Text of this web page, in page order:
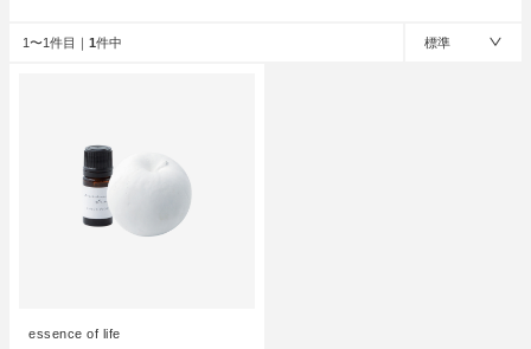
1〜1件目｜ 1件中 標準
essence of life